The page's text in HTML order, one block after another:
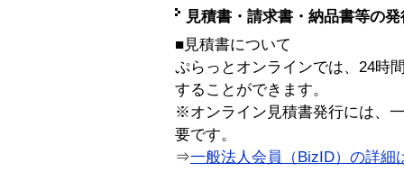
見積書・請求書・納品書等の
■見積書について
ぷらっとオンラインでは、24時
することができます。
※オンライン見積書発行には、
要です。
⇒一般法人会員（BizID）の詳細